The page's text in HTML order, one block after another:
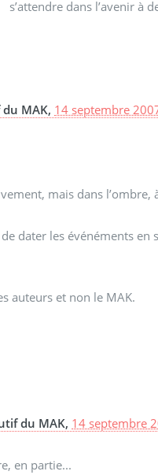
MAK, 14 septembre
mais dans l’ombre,
dater les événéments
auteurs et non le MAK.
du MAK, 14 septembre
en partie...